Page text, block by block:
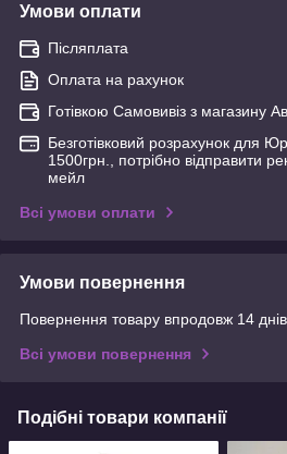
Умови оплати
Післяплата
Оплата на рахунок
Готівкою Самовивіз з магазину
Безготівковий розрахунок для
1500грн., потрібно відправити
мейл
Всі умови оплати
Умови повернення
Повернення товару впродовж 14
Всі умови повернення
Подібні товари компанії